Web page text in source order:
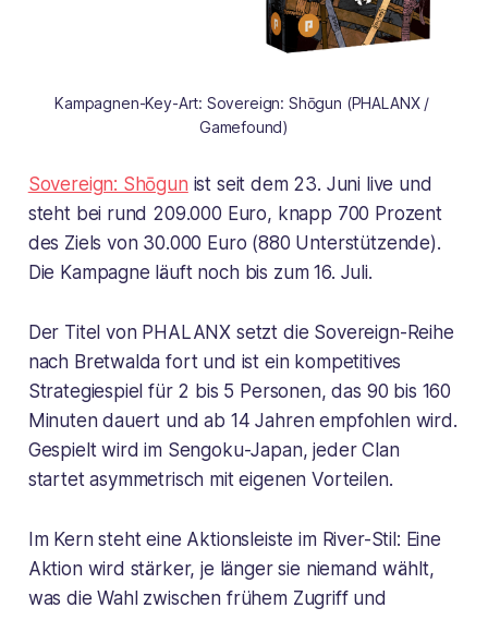
Kampagnen-Key-Art: Sovereign: Shōgun (PHALANX /
Gamefound)
Sovereign: Shōgun ist seit dem 23. Juni live und
steht bei rund 209.000 Euro, knapp 700 Prozent
des Ziels von 30.000 Euro (880 Unterstützende).
Die Kampagne läuft noch bis zum 16. Juli.
Der Titel von PHALANX setzt die Sovereign-Reihe
nach Bretwalda fort und ist ein kompetitives
Strategiespiel für 2 bis 5 Personen, das 90 bis 160
Minuten dauert und ab 14 Jahren empfohlen wird.
Gespielt wird im Sengoku-Japan, jeder Clan
startet asymmetrisch mit eigenen Vorteilen.
Im Kern steht eine Aktionsleiste im River-Stil: Eine
Aktion wird stärker, je länger sie niemand wählt,
was die Wahl zwischen frühem Zugriff und